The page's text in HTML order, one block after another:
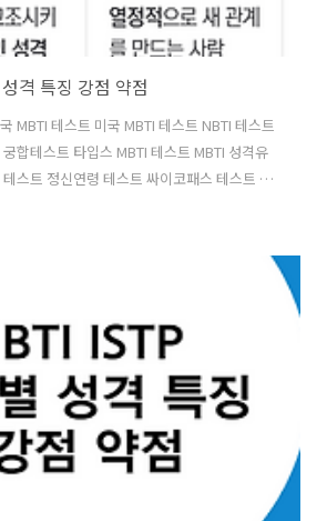
격 특징 강점 약점
MBTI 테스트 미국 MBTI 테스트 NBTI 테스트
합테스트 타입스 MBTI 테스트 MBTI 성격유
스트 정신연령 테스트 싸이코패스 테스트 요
유형별 성격 특징에 대해 알아보도록 하겠습
: 성인군자, 유유자적 ✅ 성격 특징 : ISFP형
다는 행동으로 따뜻함을 나타내며, 마음이 따
양털안감을 넣은 오버코트처럼 속마음이 따
상대방을 잘 알게 될 때까지 이 따뜻함을 잘
니다. MBTI 유형별 성..